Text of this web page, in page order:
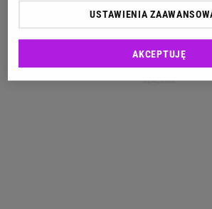
USTAWIENIA
AKCEPTUJĘ